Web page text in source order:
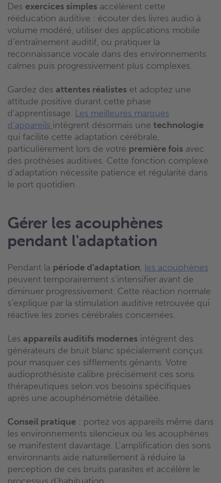
Des exercices simples accélèrent cette
rééducation auditive : écouter des livres audio à
volume modéré, utiliser des applications mobile
d’entraînement auditif, ou pratiquer la
reconnaissance vocale dans des environnements
calmes puis progressivement plus complexes.
Gardez des attentes réalistes et adoptez une
attitude positive durant cette phase
d’apprentissage. Les meilleures marques
d’appareils intègrent désormais une technologie
qui facilite cette adaptation cérébrale,
particulièrement lors de votre première fois avec
des prothèses auditives. Cette fonction complexe
d’adaptation nécessite patience et régularité dans
le port quotidien.
Gérer les acouphènes
pendant l'adaptation
Pendant la période d’adaptation, les acouphènes
peuvent temporairement s’intensifier avant de
diminuer progressivement. Cette réaction normale
s’explique par la stimulation auditive retrouvée qui
réactive les zones cérébrales concernées.
Les appareils auditifs modernes intègrent des
générateurs de bruit blanc spécialement conçus
pour masquer ces sifflements gênants. Votre
audioprothésiste calibre précisément ces sons
thérapeutiques selon vos besoins spécifiques
après une acouphénométrie détaillée.
Conseil pratique : portez vos appareils même dans
les environnements silencieux où les acouphènes
se manifestent davantage. L’amplification des sons
environnants aide naturellement à réduire la
perception de ces bruits parasites et accélère le